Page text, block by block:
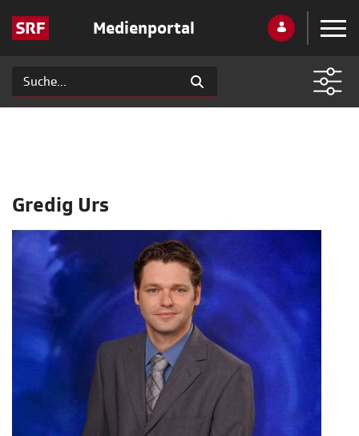
Medienportal
Gredig Urs